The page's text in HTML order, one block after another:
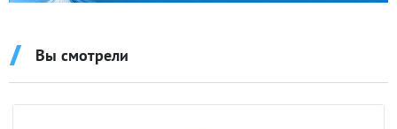
Вы смотрели